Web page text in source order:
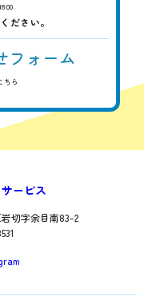
ださい。
フォーム
ちら
切字余目南83-2